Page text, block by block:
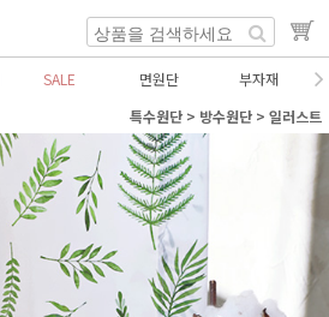
SALE 면원단
부자재
특수원단 > 방수원단 > 일러스트